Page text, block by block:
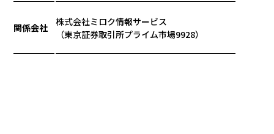
関係会社
株式会社ミロク情報サービス
（東京証券取引所プライム市場9928）